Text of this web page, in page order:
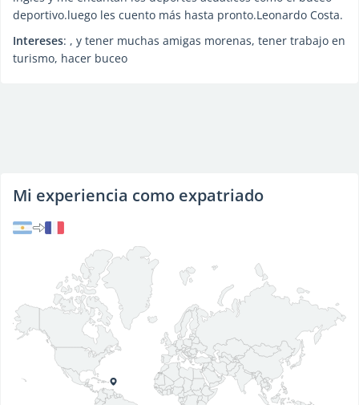
deportivo.luego les cuento más hasta pronto.Leonardo Costa.
Intereses: , y tener muchas amigas morenas, tener trabajo en
turismo, hacer buceo
Mi experiencia como expatriado